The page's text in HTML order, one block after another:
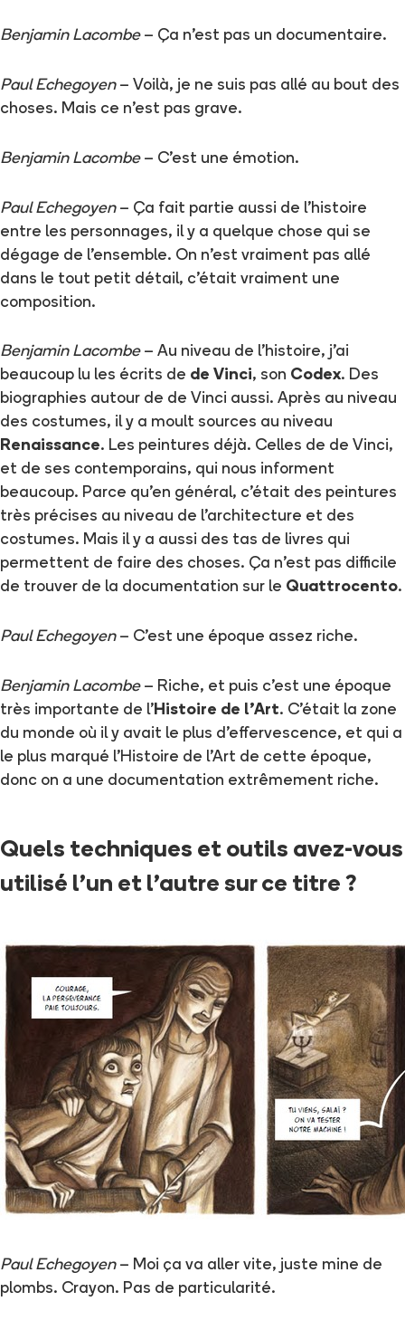
Benjamin Lacombe– Ça n'est pas un documentaire.
Paul Echegoyen– Voilà, je ne suis pas allé au bout des
choses. Mais ce n'est pas grave.
Benjamin Lacombe– C'est une émotion.
Paul Echegoyen– Ça fait partie aussi de l'histoire
entre les personnages, il y a quelque chose qui se
dégage de l'ensemble. On n'est vraiment pas allé
dans le tout petit détail, c'était vraiment une
composition.
Benjamin Lacombe– Au niveau de l'histoire, j'ai
beaucoup lu les écrits de de Vinci, son Codex. Des
biographies autour de de Vinci aussi. Après au niveau
des costumes, il y a moult sources au niveau
Renaissance. Les peintures déjà. Celles de de Vinci,
et de ses contemporains, qui nous informent
beaucoup. Parce qu'en général, c'était des peintures
très précises au niveau de l'architecture et des
costumes. Mais il y a aussi des tas de livres qui
permettent de faire des choses. Ça n'est pas difficile
de trouver de la documentation sur le Quattrocento.
Paul Echegoyen– C'est une époque assez riche.
Benjamin Lacombe– Riche, et puis c'est une époque
très importante de l'Histoire de l'Art. C'était la zone
du monde où il y avait le plus d'effervescence, et qui a
le plus marqué l'Histoire de l'Art de cette époque,
donc on a une documentation extrêmement riche.
Quels techniques et outils avez-vous
utilisé l'un et l'autre sur ce titre ?
Paul Echegoyen– Moi ça va aller vite, juste mine de
plombs. Crayon. Pas de particularité.